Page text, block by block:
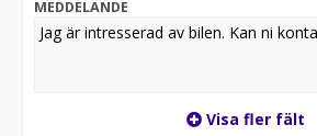
säkerställa att bilen finns i butiken,
placerad på en annan anläggning
MEDDELANDE
Visa fler fält